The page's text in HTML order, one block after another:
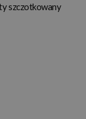
szczotkowany